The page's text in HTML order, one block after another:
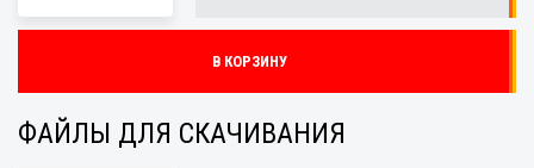
В КОРЗИНУ
ФАЙЛЫ ДЛЯ СКАЧИВАНИЯ